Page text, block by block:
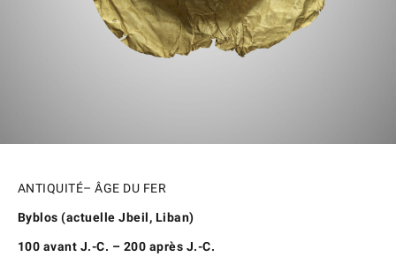
ANTIQUITÉ– ÂGE DU FER
Byblos (actuelle Jbeil, Liban)
100 avant J.-C. – 200 après J.-C.